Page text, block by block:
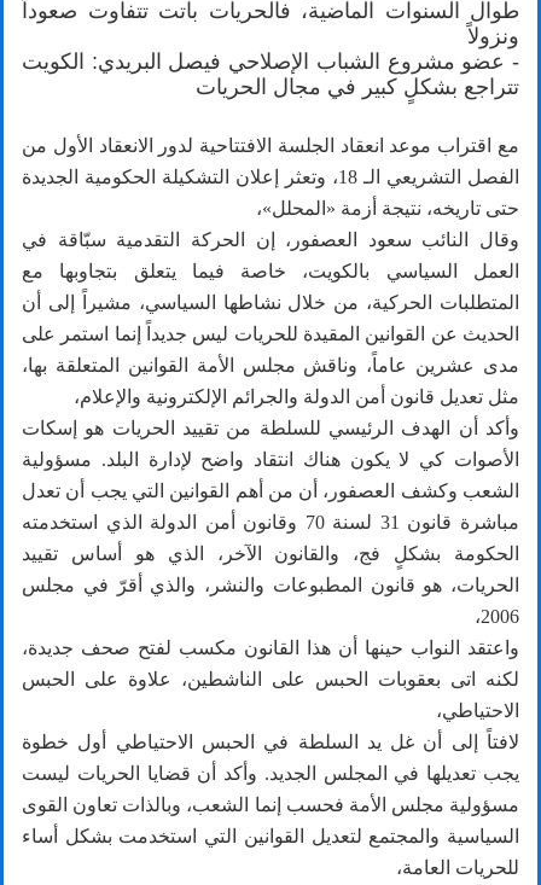
طوال السنوات الماضية، فالحريات باتت تتفاوت صعوداً
ونزولاً
- عضو مشروع الشباب الإصلاحي فيصل البريدي: الكويت
تتراجع بشكلٍ كبير في مجال الحريات
مع اقتراب موعد انعقاد الجلسة الافتتاحية لدور الانعقاد الأول من
الفصل التشريعي الـ 18، وتعثر إعلان التشكيلة الحكومية الجديدة
حتى تاريخه، نتيجة أزمة «المحلل»،
وقال النائب سعود العصفور، إن الحركة التقدمية سبّاقة في
العمل السياسي بالكويت، خاصة فيما يتعلق بتجاوبها مع
المتطلبات الحركية، من خلال نشاطها السياسي، مشيراً إلى أن
الحديث عن القوانين المقيدة للحريات ليس جديداً إنما استمر على
مدى عشرين عاماً، وناقش مجلس الأمة القوانين المتعلقة بها،
مثل تعديل قانون أمن الدولة والجرائم الإلكترونية والإعلام،
وأكد أن الهدف الرئيسي للسلطة من تقييد الحريات هو إسكات
الأصوات كي لا يكون هناك انتقاد واضح لإدارة البلد. مسؤولية
الشعب وكشف العصفور، أن من أهم القوانين التي يجب أن تعدل
مباشرة قانون 31 لسنة 70 وقانون أمن الدولة الذي استخدمته
الحكومة بشكلٍ فج، والقانون الآخر، الذي هو أساس تقييد
الحريات، هو قانون المطبوعات والنشر، والذي أقرّ في مجلس
2006،
واعتقد النواب حينها أن هذا القانون مكسب لفتح صحف جديدة،
لكنه اتى بعقوبات الحبس على الناشطين، علاوة على الحبس
الاحتياطي،
لافتاً إلى أن غل يد السلطة في الحبس الاحتياطي أول خطوة
يجب تعديلها في المجلس الجديد. وأكد أن قضايا الحريات ليست
مسؤولية مجلس الأمة فحسب إنما الشعب، وبالذات تعاون القوى
السياسية والمجتمع لتعديل القوانين التي استخدمت بشكل أساء
للحريات العامة،